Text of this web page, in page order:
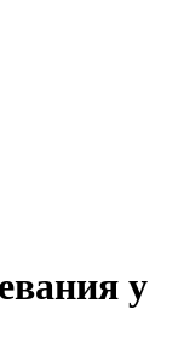
у